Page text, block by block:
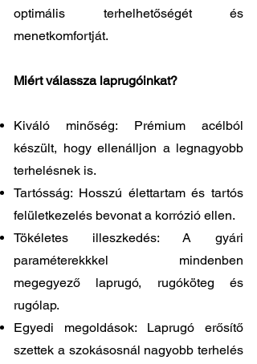
optimális terhelhetőségét és
menetkomfortját.
Miért válassza laprugóinkat?
Kiváló minőség: Prémium acélból
készült, hogy ellenálljon a legnagyobb
terhelésnek is.
Tartósság: Hosszú élettartam és tartós
felületkezelés bevonat a korrózió ellen.
Tökéletes illeszkedés: A gyári
paraméterekkkel mindenben
megegyező laprugó, rugóköteg és
rugólap.
Egyedi megoldások: Laprugó erősítő
szettek a szokásosnál nagyobb terhelés